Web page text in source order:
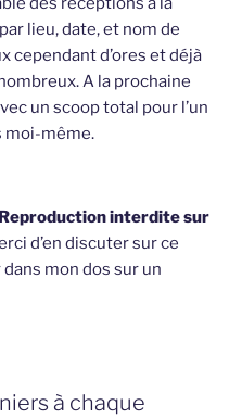
lieu, date, et nom de
cependant d’ores et déjà
A la prochaine
un scoop total pour l’un
moi-même.
Reproduction interdite sur
d’en discuter sur ce
mon dos sur un
à chaque